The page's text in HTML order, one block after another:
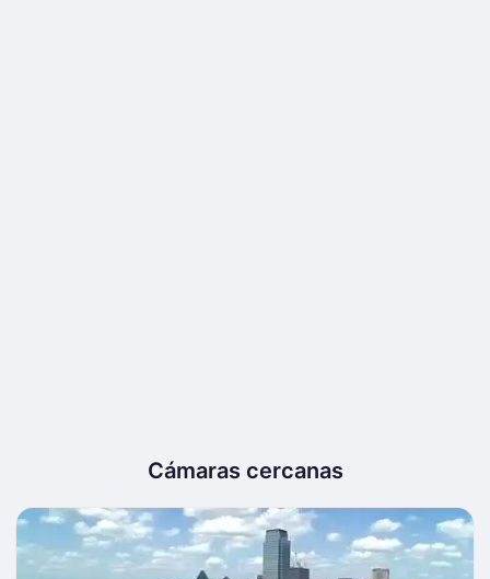
Cámaras cercanas